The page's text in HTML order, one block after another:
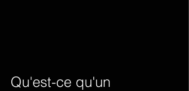
Qu'est-ce qu'un